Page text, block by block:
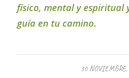
físico, mental y espiritual
guía en tu camino.
30